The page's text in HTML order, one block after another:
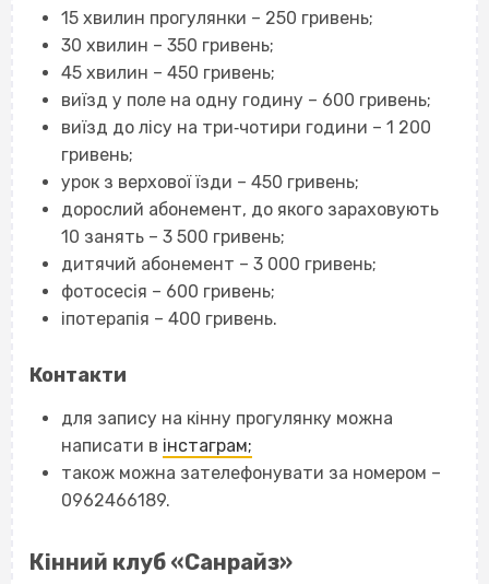
15 хвилин прогулянки – 250 гривень;
30 хвилин – 350 гривень;
45 хвилин – 450 гривень;
виїзд у поле на одну годину – 600 гривень;
виїзд до лісу на три‐чотири години – 1 200
гривень;
урок з верхової їзди – 450 гривень;
дорослий абонемент, до якого зараховують
10 занять – 3 500 гривень;
дитячий абонемент – 3 000 гривень;
фотосесія – 600 гривень;
іпотерапія – 400 гривень.
Контакти
для запису на кінну прогулянку можна
написати в інстаграм;
також можна зателефонувати за номером –
0962466189.
Кінний клуб «Санрайз»